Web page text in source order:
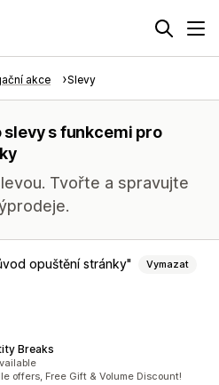
akce Slevy
s funkcemi pro
Tvořte a spravujte
opuštění stránky Vymazat
Breaks
offers, Free Gift & Volume Discount!